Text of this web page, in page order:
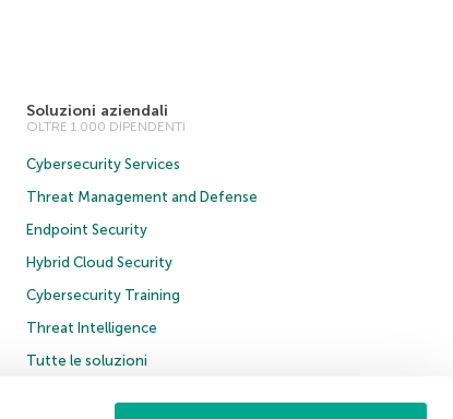
Soluzioni aziendali
OLTRE 1.000 DIPENDENTI
Cybersecurity Services
Threat Management and Defense
Endpoint Security
Hybrid Cloud Security
Cybersecurity Training
Threat Intelligence
Tutte le soluzioni